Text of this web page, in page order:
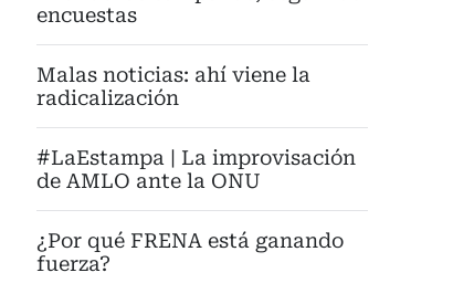
encuestas
Malas noticias: ahí viene la
radicalización
#LaEstampa | La improvisación
de AMLO ante la ONU
¿Por qué FRENA está ganando
fuerza?